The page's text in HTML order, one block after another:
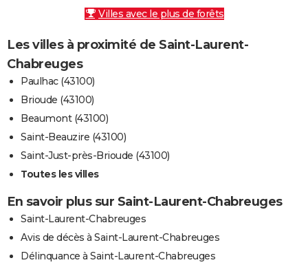
Villes avec le plus de forêts
Les villes à proximité de Saint-Laurent-
Chabreuges
Paulhac (43100)
Brioude (43100)
Beaumont (43100)
Saint-Beauzire (43100)
Saint-Just-près-Brioude (43100)
Toutes les villes
En savoir plus sur Saint-Laurent-Chabreuges
Saint-Laurent-Chabreuges
Avis de décès à Saint-Laurent-Chabreuges
Délinquance à Saint-Laurent-Chabreuges